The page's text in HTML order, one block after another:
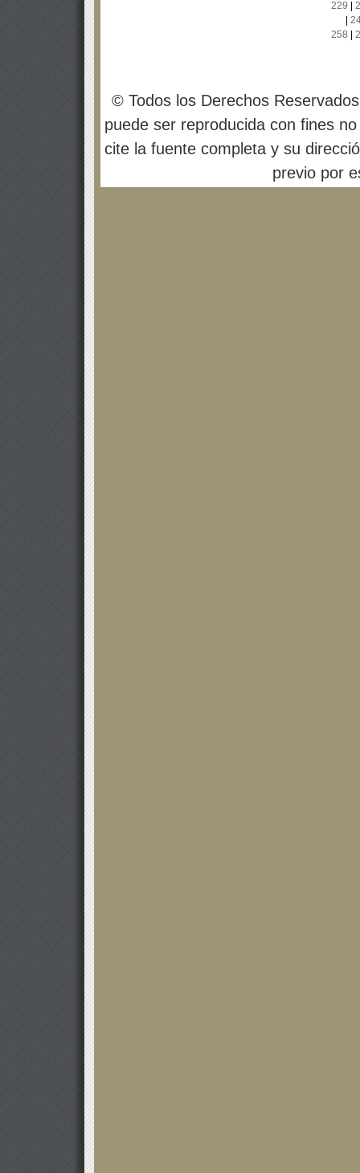
229
258
© Todos los Derechos
puede ser reproducida con fines
cite la fuente completa y su
previo por